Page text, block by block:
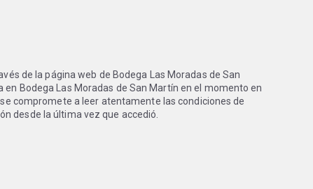
de la página web de Bodega Las Moradas de San
Bodega Las Moradas de San Martín en el momento en
compromete a leer atentamente las condiciones de
desde la última vez que accedió.